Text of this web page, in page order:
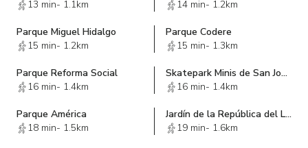
13 min- 1.1km
14 min- 1.2km
Parque Miguel Hidalgo
15 min- 1.2km
Parque Codere
15 min- 1.3km
Parque Reforma Social
16 min- 1.4km
Skatepark Minis de San Joaquin
16 min- 1.4km
Parque América
18 min- 1.5km
Jardín de la República del Líbano
19 min- 1.6km